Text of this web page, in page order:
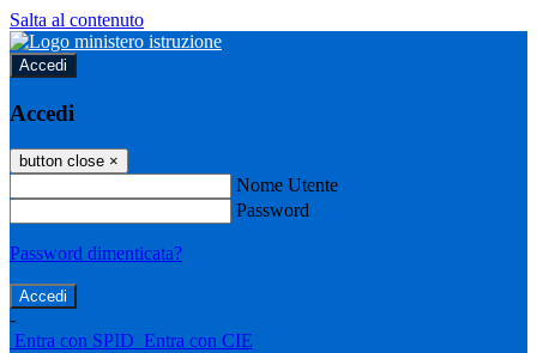
Salta al contenuto
Accedi
Accedi
button close ×
Nome Utente
Password
Password dimenticata?
-
Entra con SPID Entra con CIE